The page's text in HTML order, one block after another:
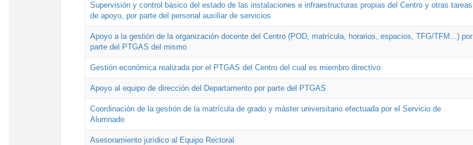
Supervisión y control básico del estado de las instalaciones e infraestructuras propias del Centro y otras tareas
de apoyo, por parte del personal auxiliar de servicios
Apoyo a la gestión de la organización docente del Centro (POD, matrícula, horarios, espacios, TFG/TFM...) por
parte del PTGAS del mismo
Gestión económica realizada por el PTGAS del Centro del cual es miembro directivo
Apoyo al equipo de dirección del Departamento por parte del PTGAS
Coordinación de la gestión de la matrícula de grado y máster universitario efectuada por el Servicio de
Alumnado
Asesoramiento jurídico al Equipo Rectoral